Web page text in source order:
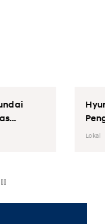
Hyundai
Pengecekan
untuk Semua